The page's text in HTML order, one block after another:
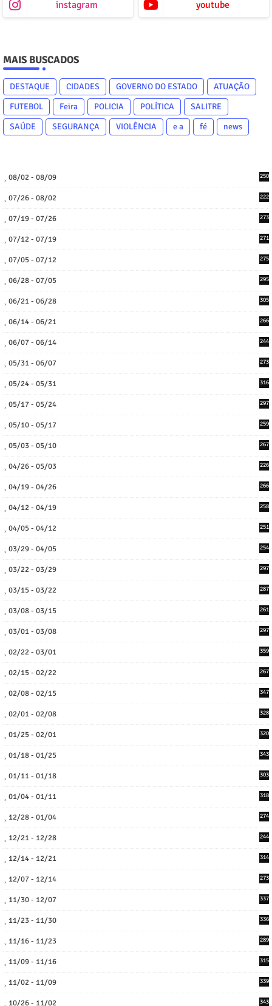
instagram youtube
MAIS BUSCADOS
DESTAQUE CIDADES GOVERNO DO ESTADO
ATUAÇÃO
FUTEBOL
Feira POLICIA POLÍTICA
SALITRE
SAÚDE
SEGURANÇA VIOLÊNCIA e a fé news
08/02 - 08/09 250
07/26 - 08/02 222
07/19 - 07/26 273
07/12 - 07/19 271
07/05 - 07/12 275
06/28 - 07/05 295
06/21 - 06/28 305
06/14 - 06/21 266
06/07 - 06/14 244
05/31 - 06/07 273
05/24 - 05/31 316
05/17 - 05/24 297
05/10 - 05/17 259
05/03 - 05/10 267
04/26 - 05/03 226
04/19 - 04/26 266
04/12 - 04/19 258
04/05 - 04/12 251
03/29 - 04/05 254
03/22 - 03/29 297
03/15 - 03/22 287
03/08 - 03/15 261
03/01 - 03/08 297
02/22 - 03/01 359
02/15 - 02/22 267
02/08 - 02/15 347
02/01 - 02/08 328
01/25 - 02/01 320
01/18 - 01/25 343
01/11 - 01/18 303
01/04 - 01/11 318
12/28 - 01/04 274
12/21 - 12/28 244
12/14 - 12/21 314
12/07 - 12/14 273
11/30 - 12/07 337
11/23 - 11/30 336
11/16 - 11/23 289
11/09 - 11/16 315
11/02 - 11/09 339
10/26 - 11/02 343